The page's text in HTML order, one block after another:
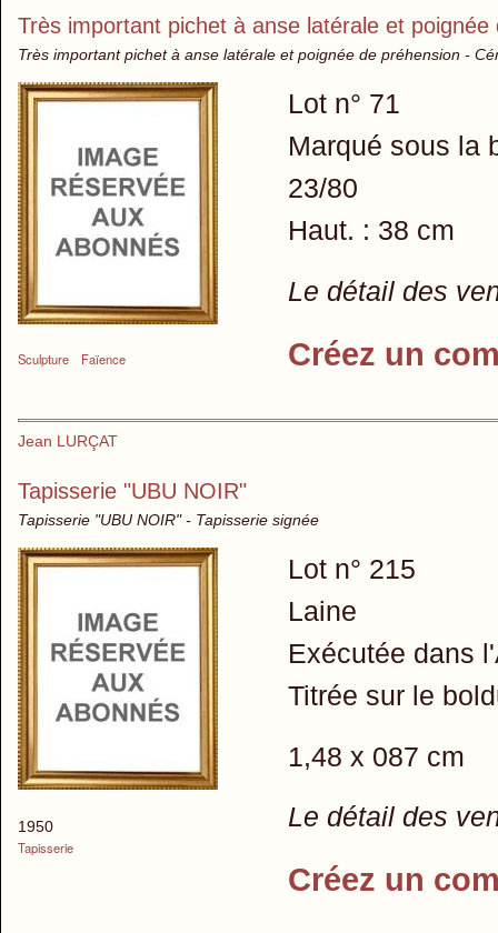
Très important pichet à anse latérale et poignée
Très important pichet à anse latérale et poignée de préhension -
Sculpture Faïence
Lot n° 71
Marqué sous la
23/80
Haut. : 38 cm
Le détail des
Créez un
Jean LURÇAT
Tapisserie "UBU NOIR"
Tapisserie "UBU NOIR" - Tapisserie signée
1950
Tapisserie
Lot n° 215
Laine
Exécutée dans
Titrée sur le
1,48 x 087 cm
Le détail des
Créez un